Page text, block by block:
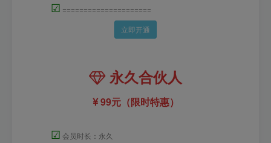
☑ =====================
立即开通
永久合伙人
99元（限时特惠）
☑ 会员时长：永久